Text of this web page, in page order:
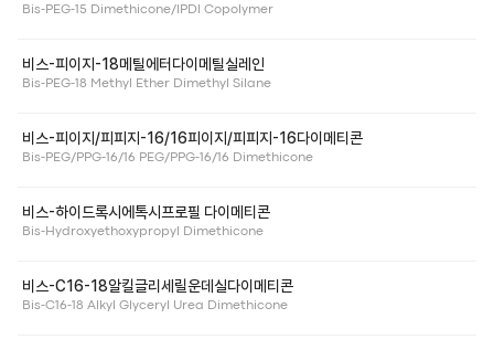
Bis-PEG-15 Dimethicone/IPDI Copolymer
비스-피이지-18메틸에터다이메틸실레인
Bis-PEG-18 Methyl Ether Dimethyl Silane
비스-피이지/피피지-16/16피이지/피피지-16다이메티콘
Bis-PEG/PPG-16/16 PEG/PPG-16/16 Dimethicone
비스-하이드록시에톡시프로필 다이메티콘
Bis-Hydroxyethoxypropyl Dimethicone
비스-C16-18알킬글리세릴운데실다이메티콘
Bis-C16-18 Alkyl Glyceryl Urea Dimethicone